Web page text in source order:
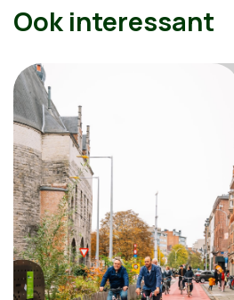
Ook interessant